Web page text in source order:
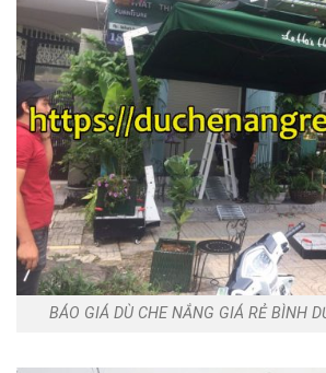
BÁO GIÁ DÙ CHE NẮNG GIÁ RẺ BÌNH